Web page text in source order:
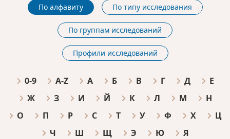
По алфавиту По типу исследования
По группам исследований
Профили исследований
0-9 A-Z А Б В Г Д
Е
Ж
З И Й К Л М
Н
О
П Р С Т У Ф Х
Ц
Ч
Ш Щ Э Ю Я